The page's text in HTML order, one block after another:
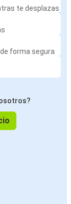
te desplazas
forma segura